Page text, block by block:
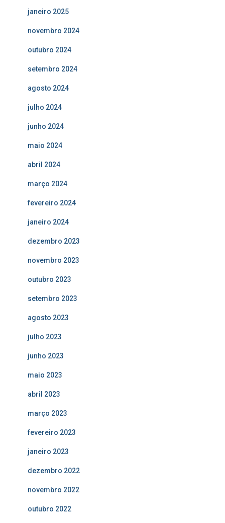
janeiro 2025
novembro 2024
outubro 2024
setembro 2024
agosto 2024
julho 2024
junho 2024
maio 2024
abril 2024
março 2024
fevereiro 2024
janeiro 2024
dezembro 2023
novembro 2023
outubro 2023
setembro 2023
agosto 2023
julho 2023
junho 2023
maio 2023
abril 2023
março 2023
fevereiro 2023
janeiro 2023
dezembro 2022
novembro 2022
outubro 2022